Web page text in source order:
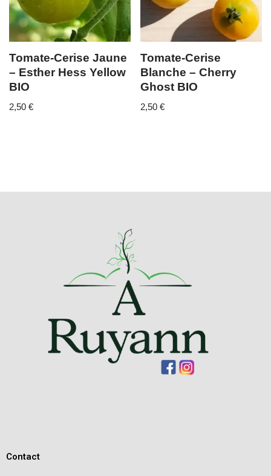
Tomate-Cerise Jaune
– Esther Hess Yellow
BIO
2,50 €
Tomate-Cerise
Blanche – Cherry
Ghost BIO
2,50€
Contact